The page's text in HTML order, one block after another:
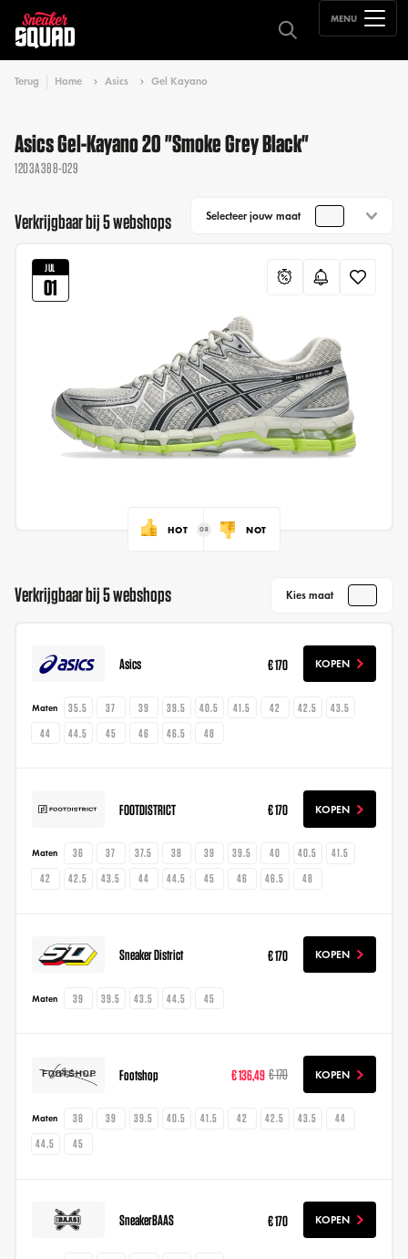
MENU
Terug Home Asics Gel Kayano
Asics Gel-Kayano 20 "Smoke Grey Black"
1203A388-029
Verkrijgbaar bij 5 webshops Selecteer jouw maat
JUL
01
HOT NOT
Verkrijgbaar bij 5 webshops Kies maat
Asics € 170 KOPEN
Maten 35.5 37 39 39.5 40.5 41.5 42 42.5
43.5
44
44.5 45 46 46.5 48
FOOTDISTRICT € 170 KOPEN
Maten 36 37 37.5 38 39 39.5 40 40.5
41.5
42
42.5 43.5 44 44.5 45 46 46.5 48
Sneaker District € 170 KOPEN
Maten 39 39.5 43.5 44.5 45
Footshop € 136,49 € 170 KOPEN
Maten 38 39 39.5 40.5 41.5 42 42.5 43.5
44
44.5
45
SneakerBAAS € 170 KOPEN